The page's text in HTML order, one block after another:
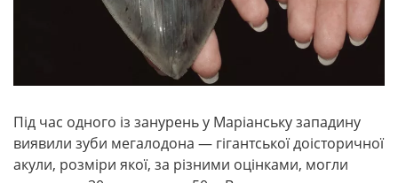
Під час одного із занурень у Маріанську западину
виявили зуби мегалодона — гігантської доісторичної
акули, розміри якої, за різними оцінками, могли